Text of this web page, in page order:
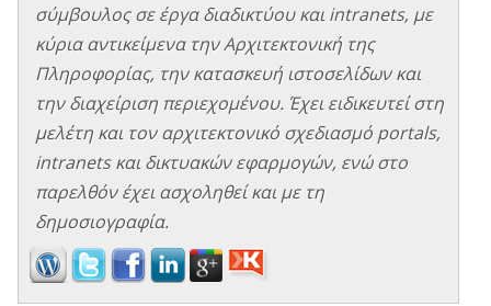
σύμβουλος σε έργα διαδικτύου και intranets, με
κύρια αντικείμενα την Αρχιτεκτονική της
Πληροφορίας, την κατασκευή ιστοσελίδων και
την διαχείριση περιεχομένου. Έχει ειδικευτεί στη
μελέτη και τον αρχιτεκτονικό σχεδιασμό portals,
intranets και δικτυακών εφαρμογών, ενώ στο
παρελθόν έχει ασχοληθεί και με τη
δημοσιογραφία.